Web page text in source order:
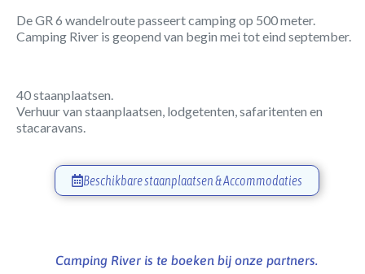
De GR 6 wandelroute passeert camping op 500 meter.
Camping River is geopend van begin mei tot eind september.
40 staanplaatsen.
Verhuur van staanplaatsen, lodgetenten, safaritenten en
stacaravans.
Beschikbare staanplaatsen & Accommodaties
Camping River is te boeken bij onze partners.